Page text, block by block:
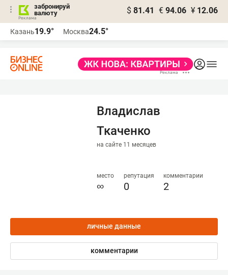
забронируй
валюту
$ 81.41 € 94.06 ¥ 12.06
Казань19.9° Москва24.5°
Владислав
Ткаченко
на сайте 11 месяцев
место
∞
репутация
0
комментарии
2
личные данные
комментарии